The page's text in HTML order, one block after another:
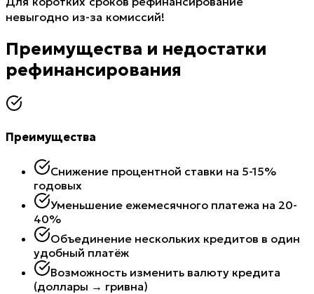
невыгодно из-за комиссий!
Преимущества и недостатки
рефинансирования
Преимущества
Снижение процентной ставки на 5-15%
годовых
Уменьшение ежемесячного платежа на 20-
40%
Объединение нескольких кредитов в один
удобный платёж
Возможность изменить валюту кредита
(доллары → гривна)